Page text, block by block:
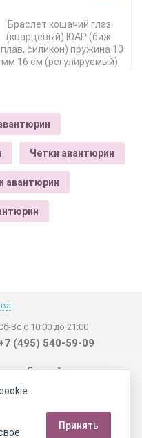
Браслет кошачий глаз
(кварцевый) ЮАР (биж.
силикон) пружина 10
мм 16 см (регулируемый)
Четки авантюрин
авантюрин
Вс с 10:00 до 21:00
(495) 540-59-09
Личный счет
Наши магазины
Статьи
СОУТ Телеграм
Принять